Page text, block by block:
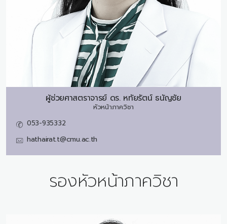
ผู้ช่วยศาสตราจารย์ ดร. หทัยรัตน์ ธนัญชัย
หัวหน้าภาควิชา
053-935332
hathairat.t@cmu.ac.th
รองหัวหน้าภาควิชา